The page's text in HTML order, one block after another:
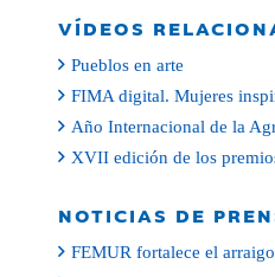
VÍDEOS
Pueblos en arte
FIMA digital. Mujeres
Año Internacional de la
XVII edición de los
NOTICIAS DE
FEMUR fortalece el